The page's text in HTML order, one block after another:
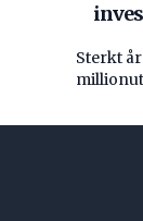
Sterkt